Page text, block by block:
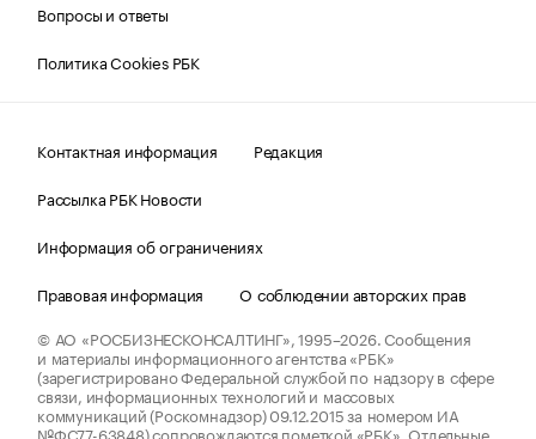
Вопросы и ответы
Политика Cookies РБК
Контактная информация
Редакция
Рассылка РБК Новости
Информация об ограничениях
Правовая информация
О соблюдении авторских прав
© АО «РОСБИЗНЕСКОНСАЛТИНГ»,1995–2026.Сообщения
и материалы информационного агентства «РБК»
(зарегистрировано Федеральной службой по надзору в сфере
связи, информационных технологий и массовых
коммуникаций (Роскомнадзор) 09.12.2015 за номером ИА
№ФС77-63848) сопровождаются пометкой «РБК». Отдельные